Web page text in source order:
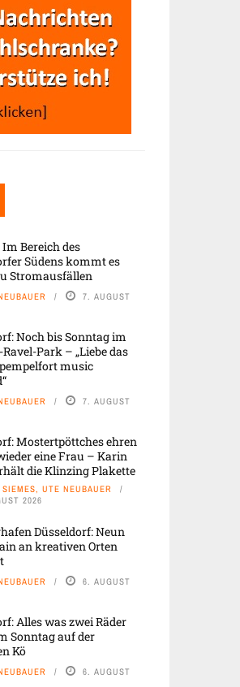
Bereich des
Südens kommt es
Stromausfällen
7. AUGUST
Noch bis Sonntag im
Park – „Liebe das
music
7. AUGUST
Mostertpöttches ehren
eine Frau – Karin
die Klinzing Plakette
UTE NEUBAUER
2026
Düsseldorf: Neun
an kreativen Orten
6. AUGUST
Alles was zwei Räder
Sonntag auf der
Kö
6. AUGUST